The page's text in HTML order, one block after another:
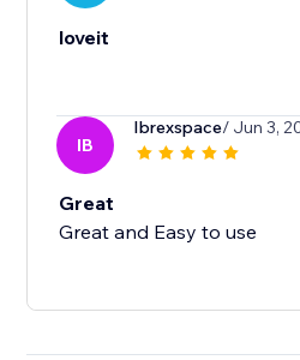
loveit
IB
Ibrexspace/ Jun 3,
Great
Great and Easy to use